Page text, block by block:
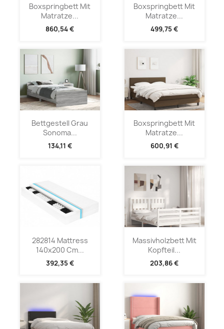
Boxspringbett Mit
Matratze...
860,54 €
Boxspringbett Mit
Matratze...
499,75 €
Bettgestell Grau
Sonoma...
134,11 €
Boxspringbett Mit
Matratze...
600,91 €
282814 Mattress
140x200 Cm...
392,35 €
Massivholzbett Mit
Kopfteil...
203,86 €